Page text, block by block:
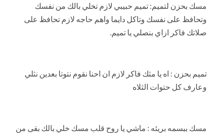
مسك بحزن لتميم: تميم حبيبي لازم تخلي بالك من نفسك
وتحافظ على نفسك وتاكل دايما واهم حاجه لازم تحافظ على
صلاتك فاكر ازاي بنصلي يا تميم.
تميم بحزن : اه يا مثك فاكر لازم ان احنا نقوم نتوتا بعدين نثلي
وعارف كل حتوات الثلاه
مسك ببسمه بريئه : ماشي يا روح قلب مسك خلي بالك بقى من